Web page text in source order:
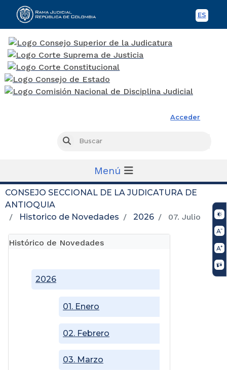
ES
Acceder
Buscar
Menú
CONSEJO SECCIONAL DE LA JUDICATURA DE
ANTIOQUIA
Historico de Novedades
2026 07. Julio
Histórico de Novedades
2026
01. Enero
02. Febrero
03. Marzo